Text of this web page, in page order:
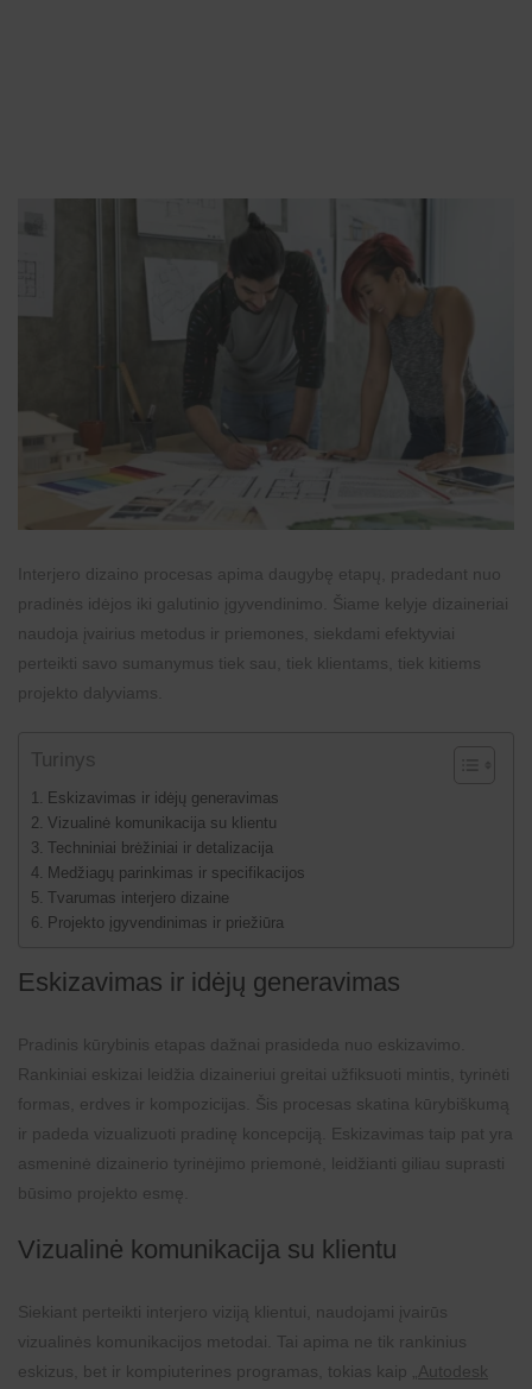
Interjero dizaino procesas apima daugybę etapų, pradedant nuo
pradinės idėjos iki galutinio įgyvendinimo. Šiame kelyje dizaineriai
naudoja įvairius metodus ir priemones, siekdami efektyviai
perteikti savo sumanymus tiek sau, tiek klientams, tiek kitiems
projekto dalyviams.
Turinys
Eskizavimas ir idėjų generavimas
Vizualinė komunikacija su klientu
Techniniai brėžiniai ir detalizacija
Medžiagų parinkimas ir specifikacijos
Tvarumas interjero dizaine
Projekto įgyvendinimas ir priežiūra
Eskizavimas ir idėjų generavimas
Pradinis kūrybinis etapas dažnai prasideda nuo eskizavimo.
Rankiniai eskizai leidžia dizaineriui greitai užfiksuoti mintis, tyrinėti
formas, erdves ir kompozicijas. Šis procesas skatina kūrybiškumą
ir padeda vizualizuoti pradinę koncepciją. Eskizavimas taip pat yra
asmeninė dizainerio tyrinėjimo priemonė, leidžianti giliau suprasti
būsimo projekto esmę.
Vizualinė komunikacija su klientu
Siekiant perteikti interjero viziją klientui, naudojami įvairūs
vizualinės komunikacijos metodai. Tai apima ne tik rankinius
eskizus, bet ir kompiuterines programas, tokias kaip „ Autodesk